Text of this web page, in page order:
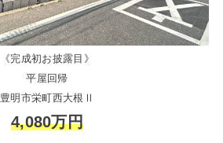
《完成初お披露目》
平屋回帰
豊明市栄町西大根Ⅱ
4,080万円